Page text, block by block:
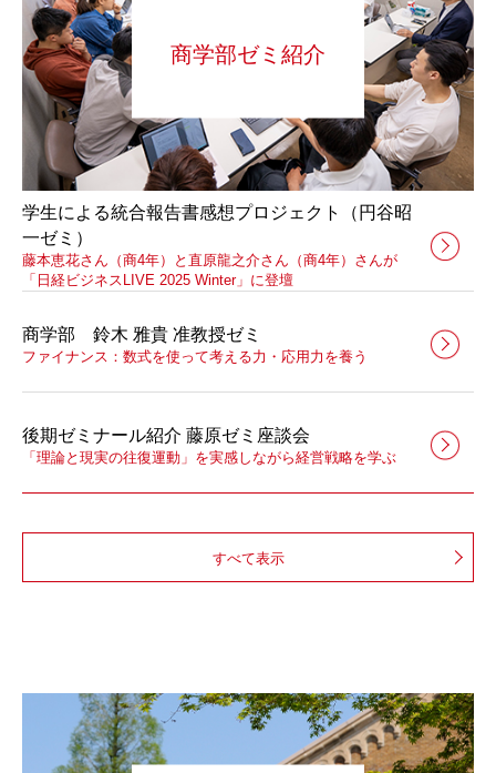
商学部ゼミ紹介
学生による統合報告書感想プロジェクト（円谷昭
一ゼミ）
藤本恵花さん（商4年）と直原龍之介さん（商4年）さんが
「日経ビジネスLIVE 2025 Winter」に登壇
商学部 鈴木 雅貴 准教授ゼミ
ファイナンス：数式を使って考える力・応用力を養う
後期ゼミナール紹介 藤原ゼミ座談会
「理論と現実の往復運動」を実感しながら経営戦略を学ぶ
すべて表示